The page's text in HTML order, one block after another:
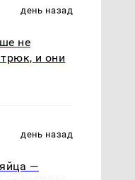
день назад
не
и они
день назад
—